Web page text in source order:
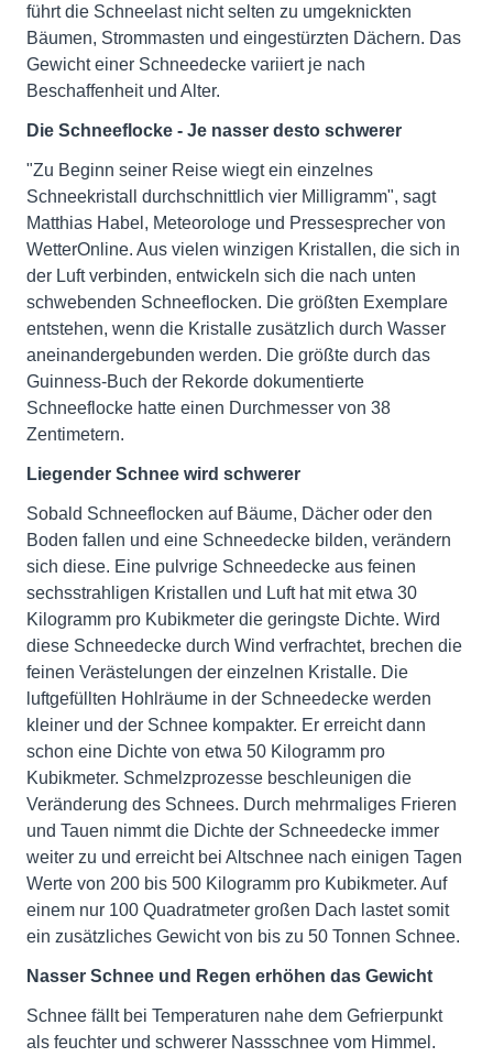
führt die Schneelast nicht selten zu umgeknickten
Bäumen, Strommasten und eingestürzten Dächern. Das
Gewicht einer Schneedecke variiert je nach
Beschaffenheit und Alter.
Die Schneeflocke - Je nasser desto schwerer
"Zu Beginn seiner Reise wiegt ein einzelnes
Schneekristall durchschnittlich vier Milligramm", sagt
Matthias Habel, Meteorologe und Pressesprecher von
WetterOnline. Aus vielen winzigen Kristallen, die sich in
der Luft verbinden, entwickeln sich die nach unten
schwebenden Schneeflocken. Die größten Exemplare
entstehen, wenn die Kristalle zusätzlich durch Wasser
aneinandergebunden werden. Die größte durch das
Guinness-Buch der Rekorde dokumentierte
Schneeflocke hatte einen Durchmesser von 38
Zentimetern.
Liegender Schnee wird schwerer
Sobald Schneeflocken auf Bäume, Dächer oder den
Boden fallen und eine Schneedecke bilden, verändern
sich diese. Eine pulvrige Schneedecke aus feinen
sechsstrahligen Kristallen und Luft hat mit etwa 30
Kilogramm pro Kubikmeter die geringste Dichte. Wird
diese Schneedecke durch Wind verfrachtet, brechen die
feinen Verästelungen der einzelnen Kristalle. Die
luftgefüllten Hohlräume in der Schneedecke werden
kleiner und der Schnee kompakter. Er erreicht dann
schon eine Dichte von etwa 50 Kilogramm pro
Kubikmeter. Schmelzprozesse beschleunigen die
Veränderung des Schnees. Durch mehrmaliges Frieren
und Tauen nimmt die Dichte der Schneedecke immer
weiter zu und erreicht bei Altschnee nach einigen Tagen
Werte von 200 bis 500 Kilogramm pro Kubikmeter. Auf
einem nur 100 Quadratmeter großen Dach lastet somit
ein zusätzliches Gewicht von bis zu 50 Tonnen Schnee.
Nasser Schnee und Regen erhöhen das Gewicht
Schnee fällt bei Temperaturen nahe dem Gefrierpunkt
als feuchter und schwerer Nassschnee vom Himmel.